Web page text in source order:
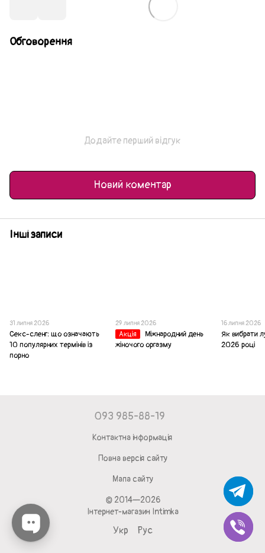
Обговорення
Додайте перший відгук
Новий коментар
Інші записи
31 липня 2026
Секс-сленг: що означають
10 популярних термінів із
порно
29 липня 2026
Акція
Міжнародний день
жіночого оргазму
16 липня 2026
Як вибрати
2026 році
093 985-88-19
Контактна інформація
Повна версія сайту
Мапа сайту
© 2014—2026
Інтернет-магазин Intimka
Укр Рус